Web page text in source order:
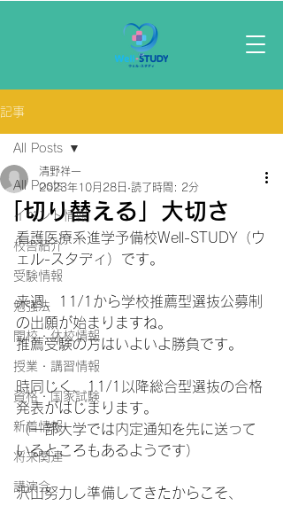
記事
All Posts
イベント情報
校舎紹介
受験情報
勉強法
開校・休校情報
授業・講習情報
資格・国家試験
新着情報
将来関連
講演会
All Posts
「切り替える」大切さ
清野祥一
2023年10月28日 読了時間: 2分
看護医療系進学予備校Well-STUDY（ウ
ェル-スタディ）です。
来週、11/1から学校推薦型選抜公募制
の出願が始まりますね。
推薦受験の方はいよいよ勝負です。
時同じく、11/1以降総合型選抜の合格
発表がはじまります。
（一部大学では内定通知を先に送って
いるところもあるようです）
沢山努力し準備してきたからこそ、